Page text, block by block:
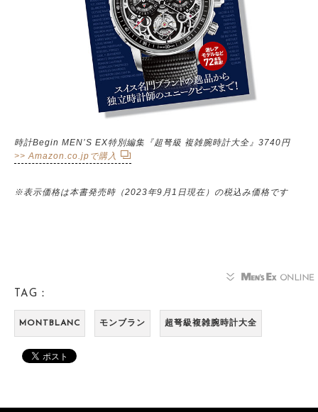
時計Begin MEN’S EX特別編集『超弩級 複雑腕時計大全』3740円
>> Amazon.co.jpで購入
※表示価格は本書発売時（2023年9月1日現在）の税込み価格です
TAG：
MONTBLANC モンブラン 超弩級複雑腕時計大全